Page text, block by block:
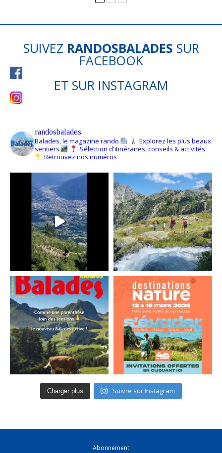
SUIVEZ RANDOSBALADES SUR
FACEBOOK
ET SUR INSTAGRAM
randosbalades
Balades, le magazine rando
Explorez les plus beaux
sentiers
Sélection d'itinéraires, conseils & activités
Retrouvez nos numéros
Charger plus Suivre sur Instagram
Abonnement